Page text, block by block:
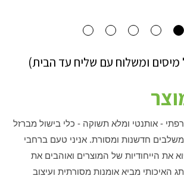
מיסים ומשלוח עם שליח עד הבית)
- אותנטי ומלא תשוקה - כלי בישול מברזל
משלבים חדשנות ומסורת. אניני טעם ברחבי
את הייחודיות של המוצרים ואוהבים את
האיכותי מביא אומנות מסורתית ועיצוב